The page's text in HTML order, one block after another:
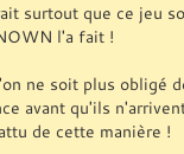
surtout que ce jeu
l'a fait !
ne soit plus obligé
avant qu'ils
de cette manière !